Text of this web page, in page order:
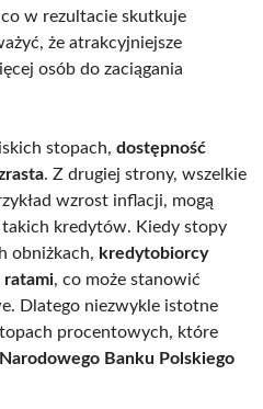
co w rezultacie skutkuje
że atrakcyjniejsze
osób do zaciągania
stopach, dostępność
. Z drugiej strony, wszelkie
wzrost inflacji, mogą
takich kredytów. Kiedy stopy
obniżkach, kredytobiorcy
ratami, co może stanowić
Dlatego niezwykle istotne
procentowych, które
Narodowego Banku Polskiego